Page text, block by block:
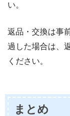
い。
返品・交換は事
過した場合は、
ください。
まとめ